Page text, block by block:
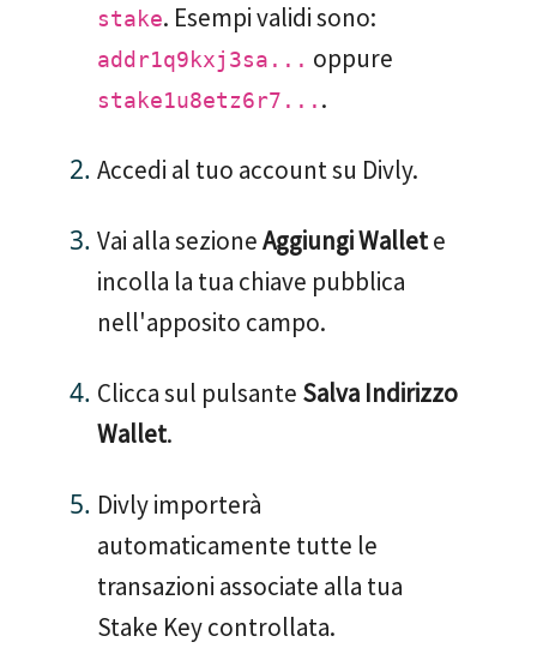
stake. Esempi validi sono:
addr1q9kxj3sa... oppure
stake1u8etz6r7... .
Accedi al tuo account su Divly.
Vai alla sezioneAggiungi Wallete
incolla la tua chiave pubblica
nell'apposito campo.
Clicca sul pulsante Salva Indirizzo
Wallet.
Divly importerà
automaticamente tutte le
transazioni associate alla tua
Stake Key controllata.